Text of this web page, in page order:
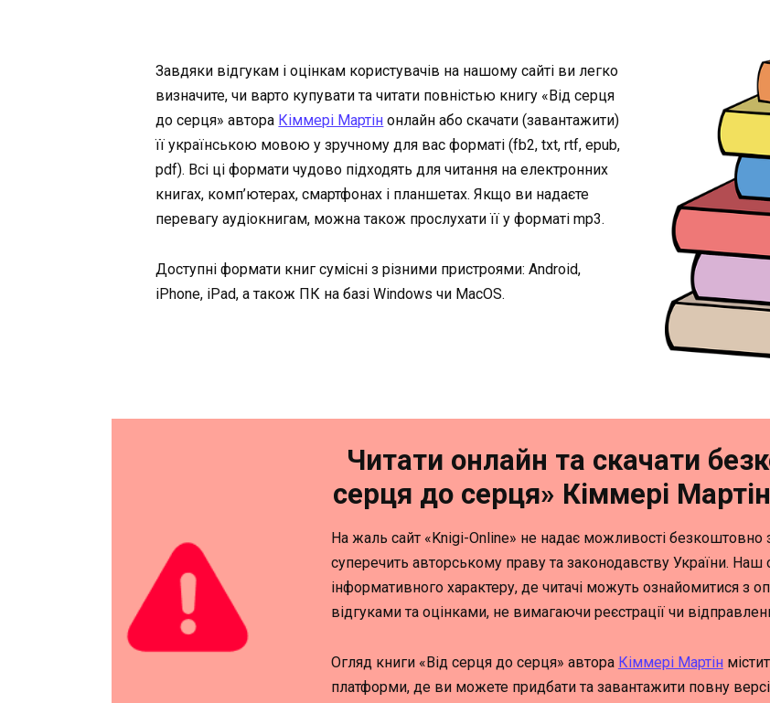
Завдяки відгукам і оцінкам користувачів на нашому сайті ви легко
визначите, чи варто купувати та читати повністью книгу «Від серця
до серця» автора Кіммері Мартін онлайн або скачати (завантажити)
її українською мовою у зручному для вас форматі (fb2, txt, rtf, epub,
pdf). Всі ці формати чудово підходять для читання на електронних
книгах, комп’ютерах, смартфонах і планшетах. Якщо ви надаєте
перевагу аудіокнигам, можна також прослухати її у форматі mp3.
Доступні формати книг сумісні з різними пристроями: Android,
iPhone, iPad, а також ПК на базі Windows чи MacOS.
Читати онлайн та скачати
серця до серця» Кіммері
На жаль сайт «Knigi-Online» не надає можливості безкоштовно
суперечить авторському праву та законодавству України.
інформативного характеру, де читачі можуть ознайомитися з
відгуками та оцінками, не вимагаючи реєстрації чи
Огляд книги «Від серця до серця» автора Кіммері Мартін
платформи, де ви можете придбати та завантажити повну